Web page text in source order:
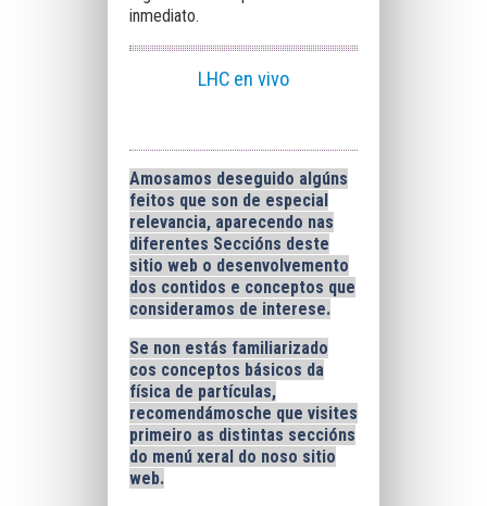
inmediato.
LHC en vivo
Amosamos deseguido algúns
feitos que son de especial
relevancia, aparecendo nas
diferentes Seccións deste
sitio web o desenvolvemento
dos contidos e conceptos que
consideramos de interese.
Se non estás familiarizado
cos conceptos básicos da
física de partículas,
recomendámosche que visites
primeiro as distintas seccións
do menú xeral do noso sitio
web.